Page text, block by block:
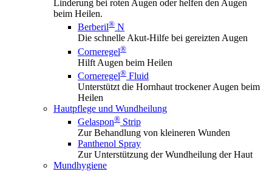
Linderung bei roten Augen oder helfen den Augen
beim Heilen.
Berberil® N
Die schnelle Akut-Hilfe bei gereizten Augen
Corneregel®
Hilft Augen beim Heilen
Corneregel® Fluid
Unterstützt die Hornhaut trockener Augen beim
Heilen
Hautpflege und Wundheilung
Gelaspon® Strip
Zur Behandlung von kleineren Wunden
Panthenol Spray
Zur Unterstützung der Wundheilung der Haut
Mundhygiene